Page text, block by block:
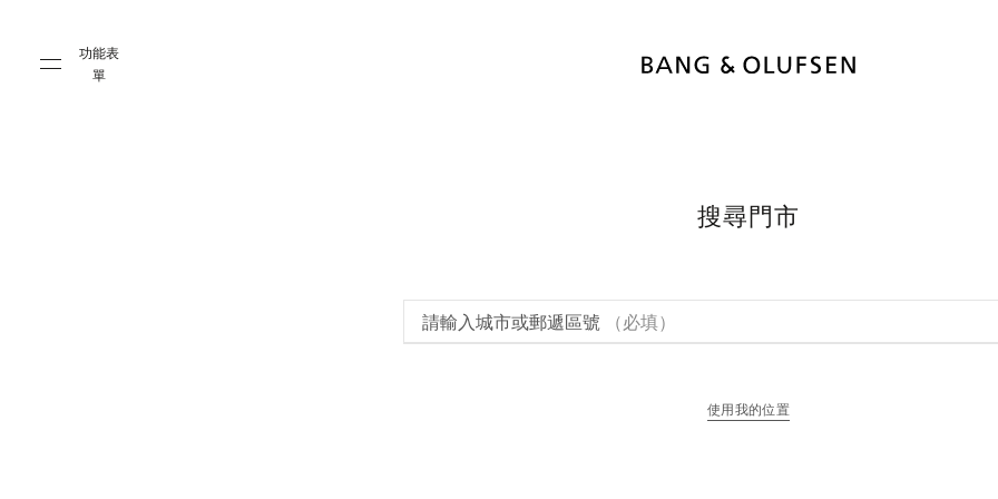
功能表
單
搜尋門市
請輸入城市或郵遞區號 （必填）
使用我的位置